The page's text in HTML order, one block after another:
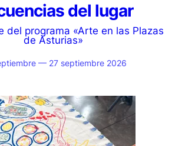
del lugar
del programa «Arte en las Plazas
de Asturias»
— 27 septiembre 2026